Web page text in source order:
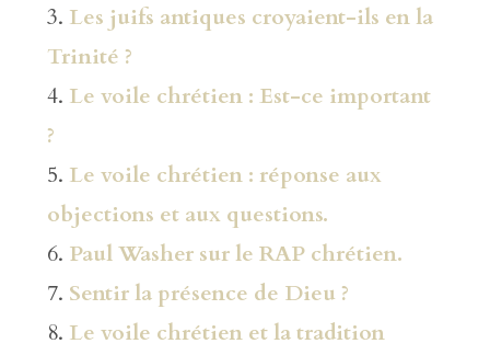
3. Les juifs antiques croyaient-ils en la
Trinité ?
4. Le voile chrétien : Est-ce important
?
5. Le voile chrétien : réponse aux
objections et aux questions.
6. Paul Washer sur le RAP chrétien.
7. Sentir la présence de Dieu ?
8. Le voile chrétien et la tradition